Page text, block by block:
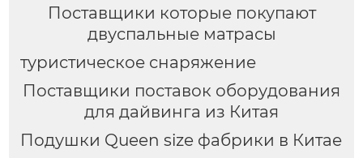
Поставщики которые покупают
двуспальные матрасы
туристическое снаряжение
Поставщики поставок оборудования
для дайвинга из Китая
Подушки Queen size фабрики в Китае